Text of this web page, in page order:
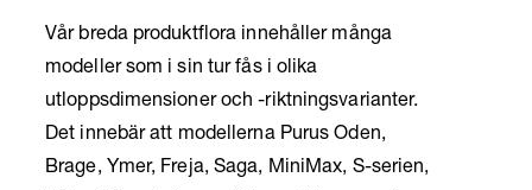
Vår breda produktflora innehåller många
modeller som i sin tur fås i olika
utloppsdimensioner och -riktningsvarianter.
Det innebär att modellerna Purus Oden,
Brage, Ymer, Freja, Saga, MiniMax, S-serien,